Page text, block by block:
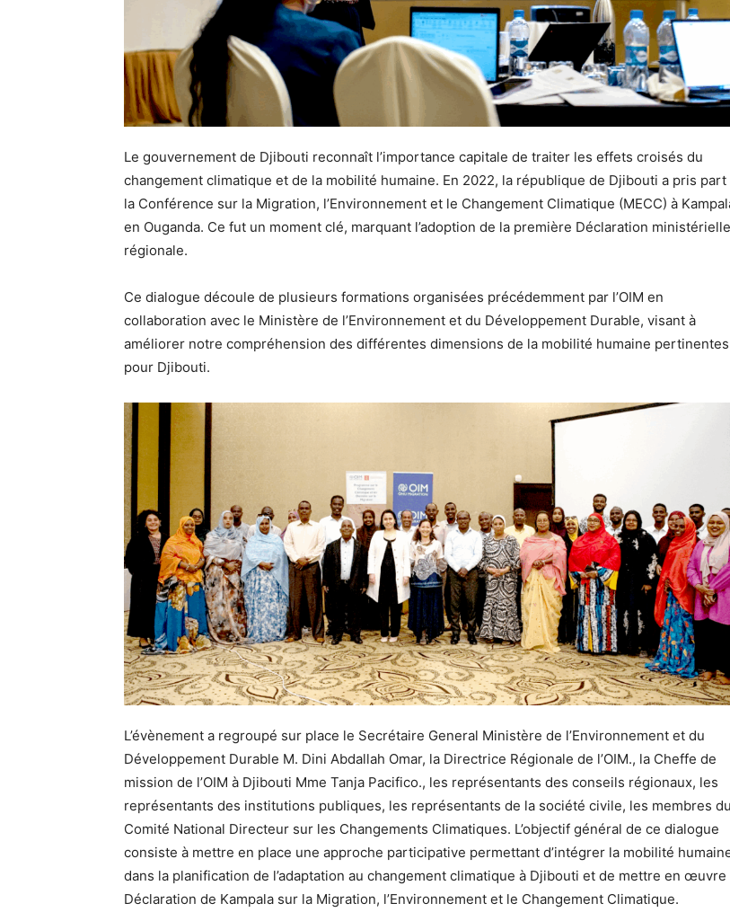
Le gouvernement de Djibouti reconnaît l’importance capitale de traiter les effets croisés du
changement climatique et de la mobilité humaine. En 2022, la république de Djibouti a pris part
la Conférence sur la Migration, l’Environnement et le Changement Climatique (MECC) à
en Ouganda. Ce fut un moment clé, marquant l’adoption de la première Déclaration ministérielle
régionale.
Ce dialogue découle de plusieurs formations organisées précédemment par l’OIM en
collaboration avec le Ministère de l’Environnement et du Développement Durable, visant à
améliorer notre compréhension des différentes dimensions de la mobilité humaine pertinentes
pour Djibouti.
L’évènement a regroupé sur place le Secrétaire General Ministère de l’Environnement et du
Développement Durable M. Dini Abdallah Omar, la Directrice Régionale de l’OIM., la Cheffe de
mission de l’OIM à Djibouti Mme Tanja Pacifico., les représentants des conseils régionaux, les
représentants des institutions publiques, les représentants de la société civile, les membres du
Comité National Directeur sur les Changements Climatiques. L’objectif général de ce dialogue
consiste à mettre en place une approche participative permettant d’intégrer la mobilité
dans la planification de l’adaptation au changement climatique à Djibouti et de mettre en œuvre
Déclaration de Kampala sur la Migration, l’Environnement et le Changement Climatique.